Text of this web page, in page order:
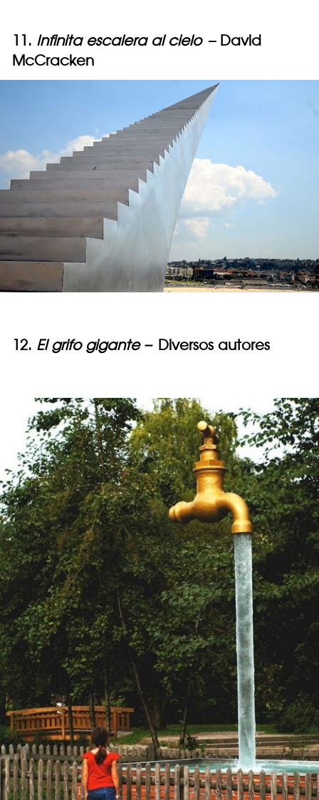
11. Infinita escalera al cielo – David
McCracken
12. El grifo gigante – Diversos autores